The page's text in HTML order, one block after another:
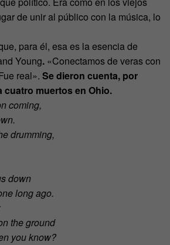
de unir al público con la música, lo
para él, esa es la esencia de
Young. «Conectamos de veras con
real». Se dieron cuenta, por
cuatro muertos en Ohio.
coming,
drumming,
down
long ago.
the ground
you know?